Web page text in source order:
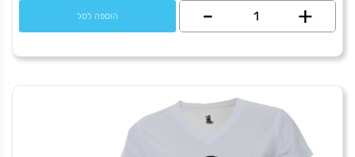
+
כמות
Dylan
- הוספה לסל